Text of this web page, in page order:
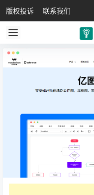
版权投诉 联系我们